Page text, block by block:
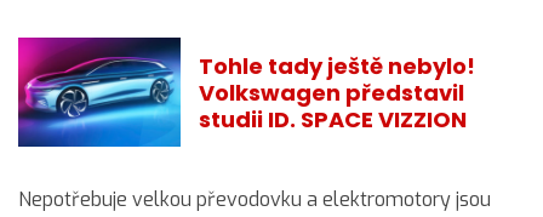
Tohle tady ještě nebylo!
Volkswagen představil
studii ID. SPACE VIZZION
Nepotřebuje velkou převodovku a elektromotory jsou